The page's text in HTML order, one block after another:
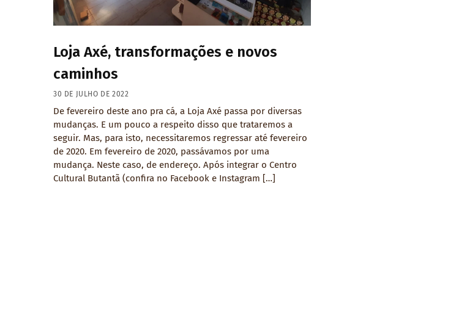
Loja Axé, transformações e novos
caminhos
30 DE JULHO DE 2022
De fevereiro deste ano pra cá, a Loja Axé passa por diversas
mudanças. E um pouco a respeito disso que trataremos a
seguir. Mas, para isto, necessitaremos regressar até fevereiro
de 2020. Em fevereiro de 2020, passávamos por uma
mudança. Neste caso, de endereço. Após integrar o Centro
Cultural Butantã (confira no Facebook e Instagram […]